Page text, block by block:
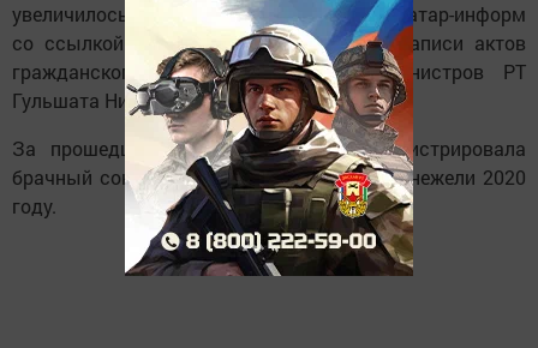
увеличилось на 27%. Об этом сообщаетТатар-информ
со ссылкой на начальника Управления записи актов
гражданского состояния Кабинета Министров РТ
Гульшата Нигматуллину.
За прошедший год 24 651 пара зарегистрировала
брачный союз, что на 5303 пары больше, нежели 2020
году.